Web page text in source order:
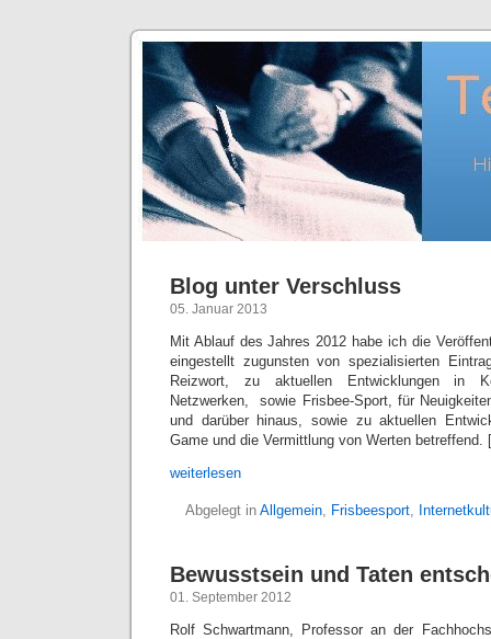
Blog unter Verschluss
05. Januar 2013
Mit Ablauf des Jahres 2012 habe ich die
eingestellt zugunsten von spezialisierten
Reizwort, zu aktuellen Entwicklungen in
Netzwerken, sowie Frisbee-Sport, für
und darüber hinaus, sowie zu aktuellen
Game und die Vermittlung von Werten
weiterlesen
Abgelegt in Allgemein, Frisbeesport,
Bewusstsein und Taten
01. September 2012
Rolf Schwartmann, Professor an der